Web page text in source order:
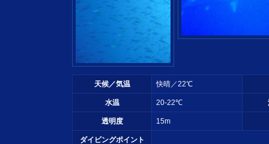
天候／気温 快晴／22℃
水温 20-22℃
透明度 15m
ダイビングポイント